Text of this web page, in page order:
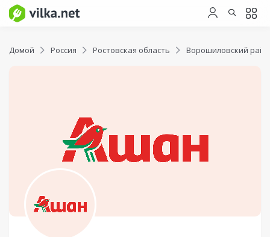
Домой Россия Ростовская область Ворошиловский